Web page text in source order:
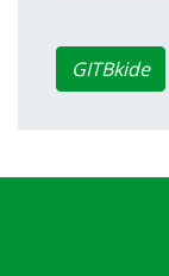
GITBkide